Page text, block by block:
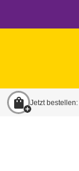
shopping_bag Jetzt bestellen: